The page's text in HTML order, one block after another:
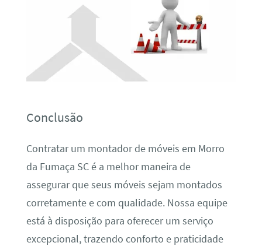
Conclusão
Contratar um montador de móveis em Morro
da Fumaça SC é a melhor maneira de
assegurar que seus móveis sejam montados
corretamente e com qualidade. Nossa equipe
está à disposição para oferecer um serviço
excepcional, trazendo conforto e praticidade